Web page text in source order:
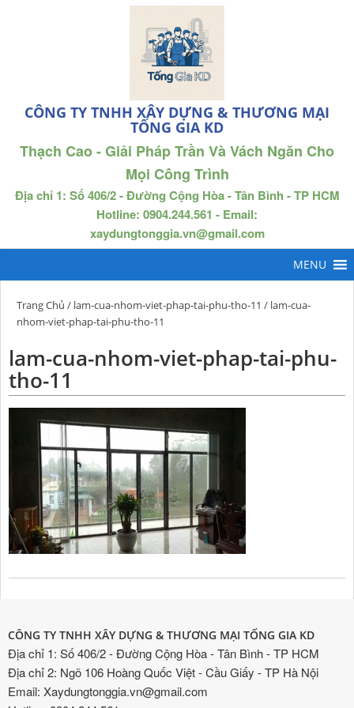
CÔNG TY TNHH XÂY DỰNG & THƯƠNG MẠI
TỐNG GIA KD
Thạch Cao - Giải Pháp Trần Và Vách Ngăn Cho
Mọi Công Trình
Địa chỉ 1: Số 406/2 - Đường Cộng Hòa - Tân Bình - TP HCM
Hotline: 0904.244.561 - Email:
xaydungtonggia.vn@gmail.com
Trang Chủ / lam-cua-nhom-viet-phap-tai-phu-tho-11 / lam-cua-
nhom-viet-phap-tai-phu-tho-11
lam-cua-nhom-viet-phap-tai-phu-
tho-11
CÔNG TY TNHH XÂY DỰNG & THƯƠNG MẠI TỐNG GIA KD
Địa chỉ 1: Số 406/2 - Đường Cộng Hòa - Tân Bình - TP HCM
Địa chỉ 2: Ngõ 106 Hoàng Quốc Việt - Cầu Giấy - TP Hà Nội
Email: Xaydungtonggia.vn@gmail.com